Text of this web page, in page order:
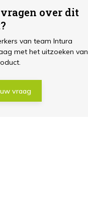
over dit
van team Intura
met het uitzoeken van
vraag